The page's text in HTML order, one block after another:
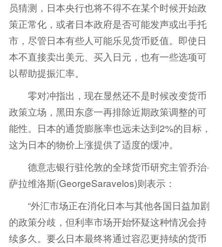
员猜测，日本央行也将不得不在某个时候开始政
策正常化，或者日本政府是否可能发声或出手托
市，尽管日本有些人可能乐见货币贬值。即使日
本不直接卖出美元、买入日元，也有一些选项可
以帮助提振汇率。
零对冲指出，现在显然还不是时候改变货币
政策立场，黑田东彦一再排除近期政策调整的可
能性。日本的通货膨胀率也远未达到2%的目标，
这为日本的物价上涨提供了适度的缓冲。
德意志银行驻伦敦的全球货币研究主管乔治·
萨拉维洛斯(GeorgeSaravelos)则表示：
“外汇市场正在消化日本与其他各国日益加剧
的政策分歧，但利率市场开始怀疑这种情况会持
续多久。要么日本最终将通过容忍更持续的货币